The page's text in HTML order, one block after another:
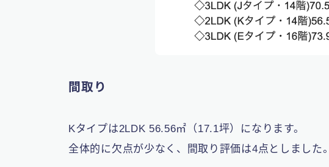
間取り
Kタイプは2LDK 56.56㎡（17.1坪）になります。
全体的に欠点が少なく、間取り評価は4点としました。